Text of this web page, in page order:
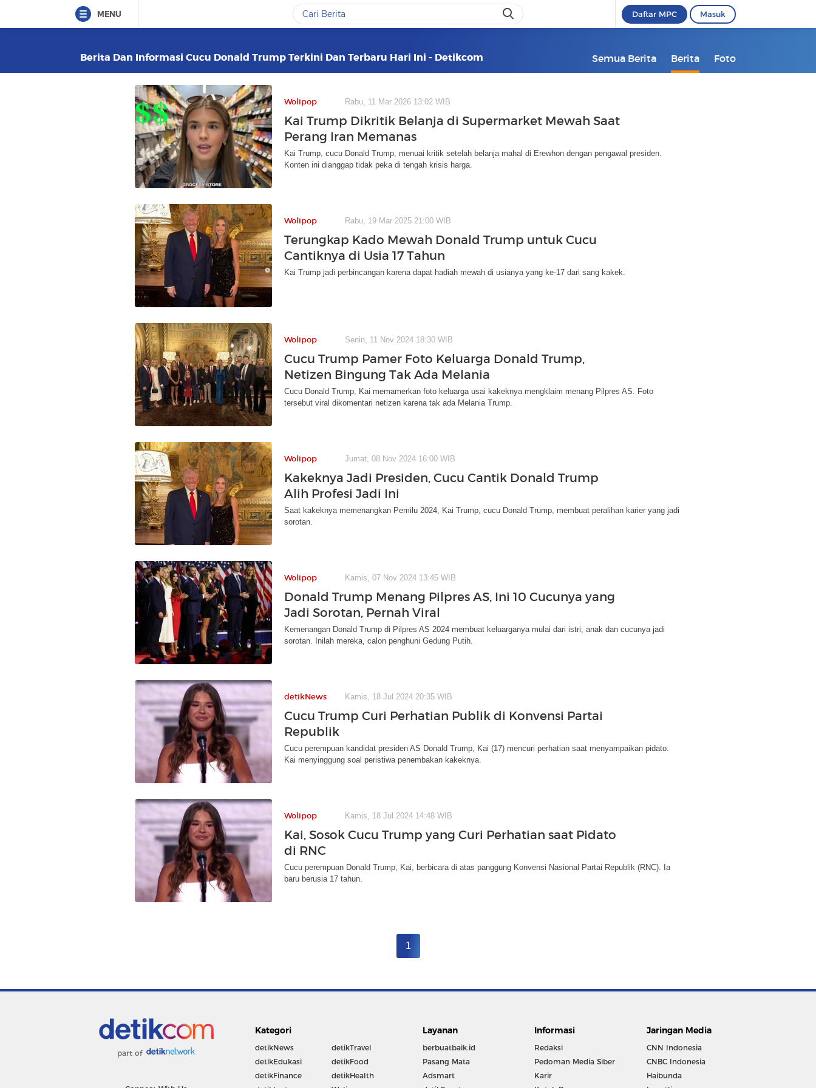
MENU Daftar MPC Masuk
Berita Dan Informasi Cucu Donald Trump Terkini Dan Terbaru Hari Ini - Detikcom Semua Berita Berita Foto
Wolipop Rabu, 11 Mar 2026 13:02 WIB
Kai Trump Dikritik Belanja di Supermarket Mewah Saat
Perang Iran Memanas
Kai Trump, cucu Donald Trump, menuai kritik setelah belanja mahal di Erewhon dengan pengawal presiden.
Konten ini dianggap tidak peka di tengah krisis harga.
Wolipop Rabu, 19 Mar 2025 21:00 WIB
Terungkap Kado Mewah Donald Trump untuk Cucu
Cantiknya di Usia 17 Tahun
Kai Trump jadi perbincangan karena dapat hadiah mewah di usianya yang ke-17 dari sang kakek.
Wolipop Senin, 11 Nov 2024 18:30 WIB
Cucu Trump Pamer Foto Keluarga Donald Trump,
Netizen Bingung Tak Ada Melania
Cucu Donald Trump, Kai memamerkan foto keluarga usai kakeknya mengklaim menang Pilpres AS. Foto
tersebut viral dikomentari netizen karena tak ada Melania Trump.
Wolipop Jumat, 08 Nov 2024 16:00 WIB
Kakeknya Jadi Presiden, Cucu Cantik Donald Trump
Alih Profesi Jadi Ini
Saat kakeknya memenangkan Pemilu 2024, Kai Trump, cucu Donald Trump, membuat peralihan karier yang jadi
sorotan.
Wolipop Kamis, 07 Nov 2024 13:45 WIB
Donald Trump Menang Pilpres AS, Ini 10 Cucunya yang
Jadi Sorotan, Pernah Viral
Kemenangan Donald Trump di Pilpres AS 2024 membuat keluarganya mulai dari istri, anak dan cucunya jadi
sorotan. Inilah mereka, calon penghuni Gedung Putih.
detikNews Kamis, 18 Jul 2024 20:35 WIB
Cucu Trump Curi Perhatian Publik di Konvensi Partai
Republik
Cucu perempuan kandidat presiden AS Donald Trump, Kai (17) mencuri perhatian saat menyampaikan pidato.
Kai menyinggung soal peristiwa penembakan kakeknya.
Wolipop Kamis, 18 Jul 2024 14:48 WIB
Kai, Sosok Cucu Trump yang Curi Perhatian saat Pidato
di RNC
Cucu perempuan Donald Trump, Kai, berbicara di atas panggung Konvensi Nasional Partai Republik (RNC). Ia
baru berusia 17 tahun.
1
part of
Kategori
detikNews
detikEdukasi
detikFinance
detikTravel
detikFood
detikHealth
Layanan
berbuatbaik.id
Pasang Mata
Adsmart
Informasi
Redaksi
Pedoman Media Siber
Karir
Jaringan Media
CNN Indonesia
CNBC Indonesia
Haibunda